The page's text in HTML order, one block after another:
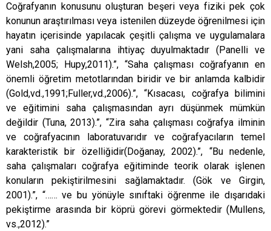
Coğrafyanın konusunu oluşturan beşeri veya fiziki pek çok
konunun araştırılması veya istenilen düzeyde öğrenilmesi için
hayatın içerisinde yapılacak çeşitli çalışma ve uygulamalara
yani saha çalışmalarına ihtiyaç duyulmaktadır (Panelli ve
Welsh,2005; Hupy,2011).”, “Saha çalışması coğrafyanın en
önemli öğretim metotlarından biridir ve bir anlamda kalbidir
(Gold,vd.,1991;Fuller,vd.,2006).”, “Kısacası, coğrafya bilimini
ve eğitimini saha çalışmasından ayrı düşünmek mümkün
değildir (Tuna, 2013).”, “Zira saha çalışması coğrafya ilminin
ve coğrafyacının laboratuvarıdır ve coğrafyacıların temel
karakteristik bir özelliğidir(Doğanay, 2002).”, “Bu nedenle,
saha çalışmaları coğrafya eğitiminde teorik olarak işlenen
konuların pekiştirilmesini sağlamaktadır. (Gök ve Girgin,
2001).”, “…… ve bu yönüyle sınıftaki öğrenme ile dışarıdaki
pekiştirme arasında bir köprü görevi görmektedir (Mullens,
vs.,2012).”